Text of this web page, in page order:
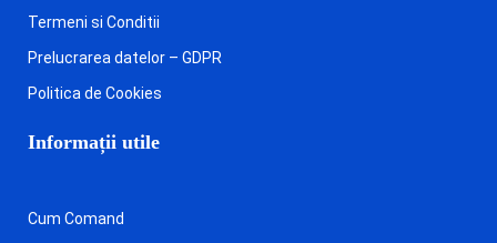
Termeni si Conditii
Prelucrarea datelor – GDPR
Politica de Cookies
Informații utile
Cum Comand